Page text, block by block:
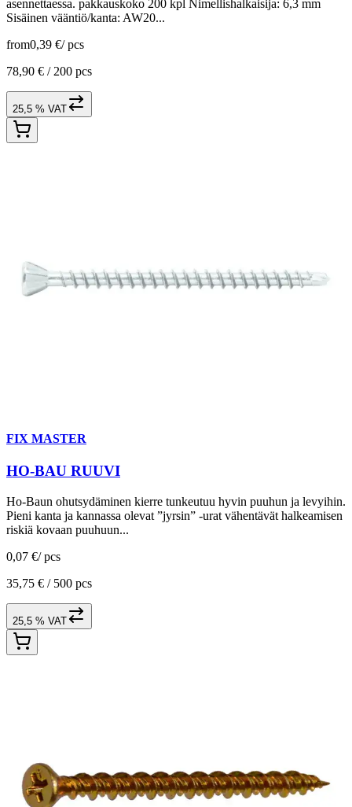
asennettaessa. pakkauskoko 200 kpl Nimellishalkaisija: 6,3 mm
Sisäinen vääntiö/kanta: AW20...
from0,39 €/ pcs
78,90 € / 200 pcs
25,5 % VAT
FIX MASTER
HO-BAU RUUVI
Ho-Baun ohutsydäminen kierre tunkeutuu hyvin puuhun ja levyihin.
Pieni kanta ja kannassa olevat ”jyrsin” -urat vähentävät halkeamisen
riskiä kovaan puuhuun...
0,07 €/ pcs
35,75 € / 500 pcs
25,5 % VAT